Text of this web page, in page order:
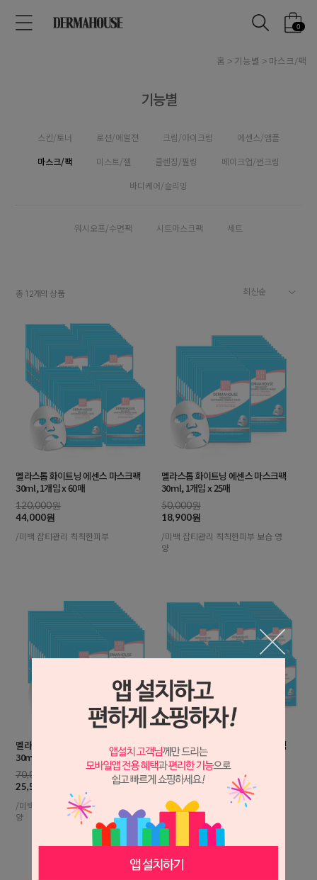
0
홈 기능별 마스크/팩
기능별
스킨/토너 로션/에멀젼 크림/아이크림
에센스/앰플
마스크/팩
미스트/젤 클렌징/필링
메이크업/썬크림
바디케어/슬리밍
워시오프/수면팩 시트마스크팩 세트
총 12개의 상품
멜라스톱 화이트닝 에센스 마스크팩
30ml, 1개입 x 60매
120,000원
44,000원
/미백 잡티관리 칙칙한피부
멜라스톱 화이트닝 에센스 마스크팩
30ml, 1개입 x 25매
50,000원
18,900원
/미백 잡티관리 칙칙한피부 보습 영
양
멜라스톱 화이트닝 에센스마스크팩
30ml, 1개입 x 35매
70,000원
25,500원
/미백 잡티관리 칙칙한피부 보습 영
양
멜라스톱 화이트닝 에센스 마스크팩
30ml,1개입 x 90매
180,000원
65,500원
/미백 잡티관리 칙칙한피부